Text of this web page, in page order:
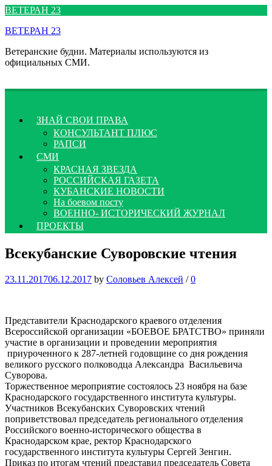
Перейти
содержимому
ВЕТЕРАН 23
ВЕТЕРАН 23
Ветеранские будни. Материалы используются из
официальных СМИ.
ЗНАЙ СВОИ ПРАВА
КОНСУЛЬТАНТ ПЛЮС
РАПСИ
СМИ
КРАСНАЯ ЗВЕЗДА
РОССИЙСКАЯ ГАЗЕТА
КУБАНСКИЕ НОВОСТИ
На боевом посту
ВОЕННО- ИСТОРИЧЕСКИЙ ЖУРНАЛ
ПРОЕКТЫ
Всекубанские Суворовские чтения
23.11.201706.12.2017 by Соловьев Алексей / 0
Представители Краснодарского краевого отделения
Всероссийской организации «БОЕВОЕ БРАТСТВО» приняли
участие в организации и проведении мероприятия
приуроченного к 287-летней годовщине со дня рождения
великого русского полководца Александра Васильевича
Суворова.
Торжественное мероприятие состоялось 23 ноября на базе
Краснодарского государственного института культуры.
Участников Всекубанских Суворовских чтений
поприветствовал председатель регионального отделения
Российского военно-исторического общества в
Краснодарском крае, ректор Краснодарского
государственного института культуры Сергей Зенгин.
Приказ по итогам чтений представил председатель Совета